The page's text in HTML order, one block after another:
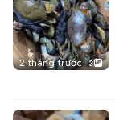
2 tháng trước 3